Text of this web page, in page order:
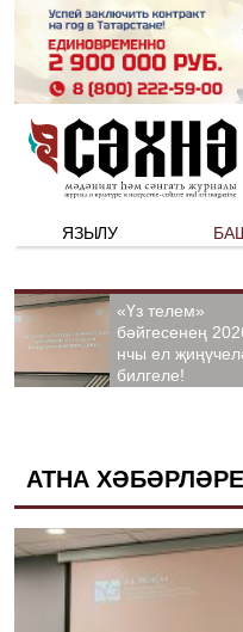
ЯЗЫЛУ
«Үз телем»
бәйгесенең
нчы ел
билгеле!
АТНА ХӘБӘРЛӘРЕ